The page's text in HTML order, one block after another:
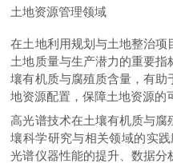
土地资源管理领域
在土地利用规划与土地整治
土地质量与生产潜力的重要指
壤有机质与腐殖质含量，有助
地资源配置，保障土地资源的
高光谱技术在土壤有机质与腐
壤科学研究与相关领域的实
光谱仪器性能的提升、数据分